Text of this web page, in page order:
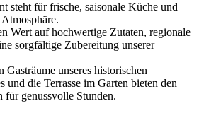
steht für frische, saisonale Küche und
Wert auf hochwertige Zutaten, regionale
sorgfältige Zubereitung unserer
Gasträume unseres historischen
und die Terrasse im Garten bieten den
für genussvolle Stunden.